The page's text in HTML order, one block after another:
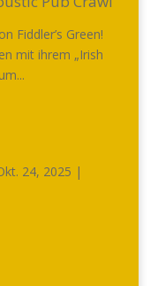
Fiddler’s Green!
mit ihrem „Irish
24, 2025 |